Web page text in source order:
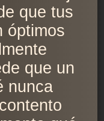
que tus
óptimos
que un
nunca